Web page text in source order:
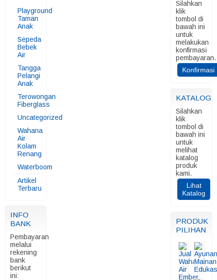
Playground
Taman
Anak
Sepeda
Bebek
Air
Tangga
Pelangi
Anak
Terowongan
Fiberglass
Uncategorized
Wahana
Air
Kolam
Renang
Waterboom
Artikel
Terbaru
INFO
BANK
Pembayaran
melalui
rekening
bank
berikut
ini:
Silahkan
klik
tombol di
bawah ini
untuk
melakukan
konfirmasi
pembayaran.
Konfirmasi
KATALOG
Silahkan
klik
tombol di
bawah ini
untuk
melihat
katalog
produk
kami.
Lihat
Katalog
PRODUK
PILIHAN